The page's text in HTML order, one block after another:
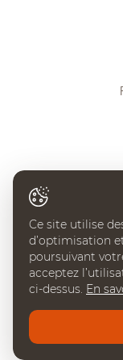
© 2026
Created with♥
Ce site utilise
d’optimisation
poursuivant
acceptez
ci-dessus. En